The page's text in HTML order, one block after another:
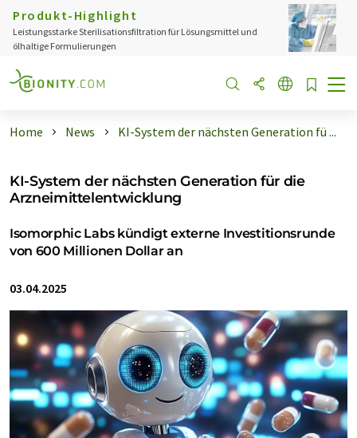
Produkt-Highlight
Leistungsstarke Sterilisationsfiltration für Lösungsmittel und
ölhaltige Formulierungen
Home News KI-System der nächsten Generation fü ...
KI-System der nächsten Generation für die
Arzneimittelentwicklung
Isomorphic Labs kündigt externe Investitionsrunde
von 600 Millionen Dollar an
03.04.2025